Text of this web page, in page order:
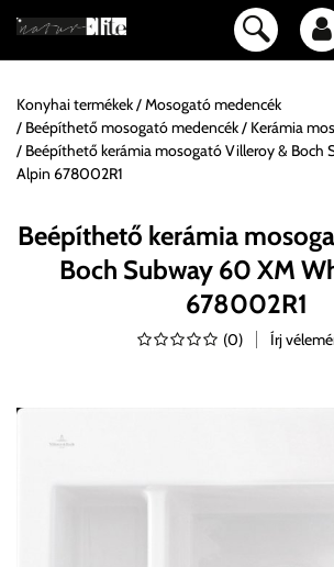
Konyhai termékek
Mosogató medencék
Beépíthető mosogató medencék
Kerámia
Beépíthető kerámia mosogató Villeroy & Boch
Alpin 678002R1
Beépíthető kerámia
Boch Subway 60 XM
678002R1
(0) Írj